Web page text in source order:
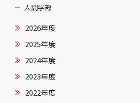
人間学部
2026年度
2025年度
2024年度
2023年度
2022年度